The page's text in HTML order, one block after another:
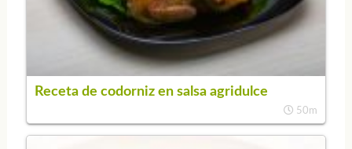
Receta de codorniz en salsa agridulce
50m